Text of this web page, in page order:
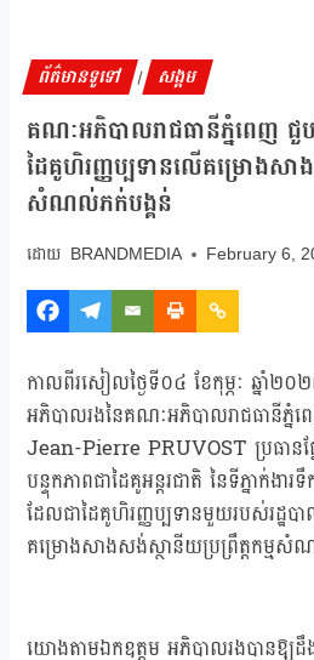
ព័ត៌មានទូទៅ | សង្គម
គណៈអភិបាលរាជធានីភ្នំពេញ ជួ
ដៃគូហិរញ្ញប្បទានលើគម្រោងសា
សំណល់ភក់បង្គន់
BRANDMEDIA February 6,
កាលពីរសៀលថ្ងៃទី០៤ ខែកុម្ភៈ ឆ្នាំ២០
អភិបាលរងនៃគណៈអភិបាលរាជធានីភ្
Jean-Pierre PRUVOST ប្រធានផ្
បន្ទុកភាពជាដៃគូអន្តរជាតិ នៃទីភ្នាក់
ដែលជាដៃគូហិរញ្ញប្បទានមួយរបស់រដ្ឋបា
គម្រោងសាងសង់ស្ថានីយប្រព្រឹត្តកម្ម
យោងតាមឯកឧត្តម អភិបាលរងបានឱ្យដឹង